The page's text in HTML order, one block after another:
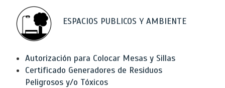
ESPACIOS PUBLICOS Y AMBIENTE
Autorización para Colocar Mesas y Sillas
Certificado Generadores de Residuos
Peligrosos y/o Tóxicos